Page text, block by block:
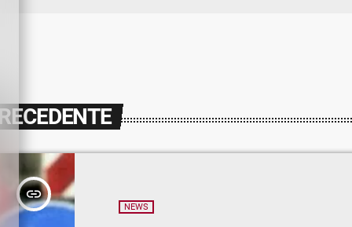
insert_link
NEWS